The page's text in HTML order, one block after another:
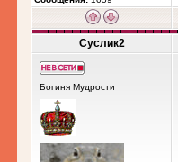
Суслик2
Богиня Мудрости